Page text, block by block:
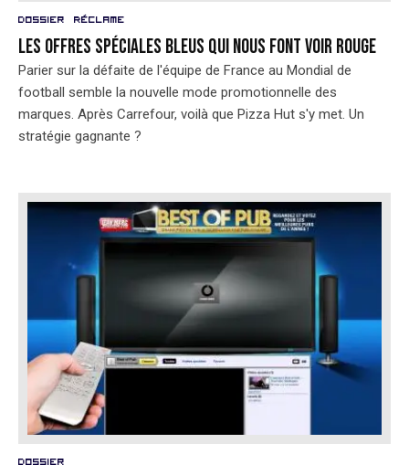
Dossier Réclame
Les offres spéciales bleus qui nous font voir rouge
Parier sur la défaite de l'équipe de France au Mondial de
football semble la nouvelle mode promotionnelle des
marques. Après Carrefour, voilà que Pizza Hut s'y met. Un
stratégie gagnante ?
Dossier